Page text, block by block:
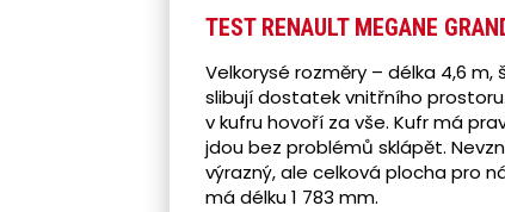
TEST RENAULT MEGANE
Velkorysé rozměry – délka 4,6 m,
slibují dostatek vnitřního
v kufru hovoří za vše. Kufr má
jdou bez problémů sklápět.
výrazný, ale celková plocha pro
má délku 1 783 mm.